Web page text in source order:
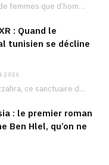
La Tunisie forme plus de femmes que d’hommes dans les filières scientifiques. Pourtant, pour beaucoup…
: Quand le
tunisien se décline
2026
Le palais d’Ennejma Ezzahra, ce sanctuaire de la musique tunisienne et méditerranéenne construit par le…
: le premier roman
Ben Hlel, qu’on ne